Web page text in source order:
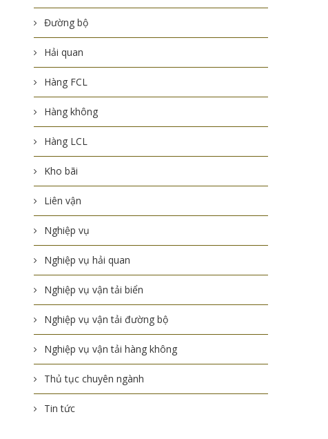
Đường bộ
Hải quan
Hàng FCL
Hàng không
Hàng LCL
Kho bãi
Liên vận
Nghiệp vụ
Nghiệp vụ hải quan
Nghiệp vụ vận tải biển
Nghiệp vụ vận tải đường bộ
Nghiệp vụ vận tải hàng không
Thủ tục chuyên ngành
Tin tức